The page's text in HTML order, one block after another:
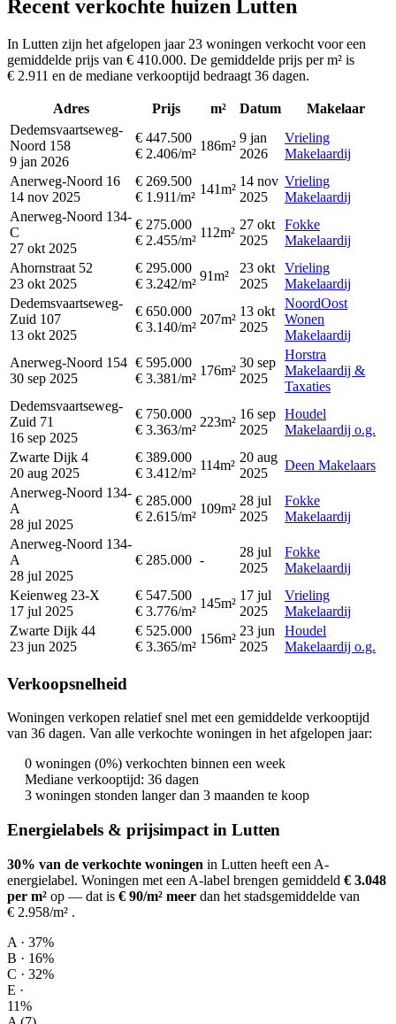
Recent verkochte huizen Lutten
In Lutten zijn het afgelopen jaar 23 woningen verkocht voor een
gemiddelde prijs van € 410.000. De gemiddelde prijs per m² is
€ 2.911 en de mediane verkooptijd bedraagt 36 dagen.
Adres Prijs m² Datum
Makelaar
Dedemsvaartseweg-
Noord 158
9 jan 2026
€ 447.500
€ 2.406/m²
186m²
9 jan
2026
Vrieling
Makelaardij
Anerweg-Noord 16
14 nov 2025
€ 269.500
€ 1.911/m²
141m²
14 nov
2025
Vrieling
Makelaardij
Anerweg-Noord 134-
C
27 okt 2025
€ 275.000
€ 2.455/m²
112m²
27 okt
2025
Fokke
Makelaardij
Ahornstraat 52
23 okt 2025
€ 295.000
€ 3.242/m²
91m²
23 okt
2025
Vrieling
Makelaardij
Dedemsvaartseweg-
Zuid 107
13 okt 2025
€ 650.000
€ 3.140/m²
207m²
13 okt
2025
NoordOost
Wonen
Makelaardij
Anerweg-Noord 154
30 sep 2025
€ 595.000
€ 3.381/m²
176m²
30 sep
2025
Horstra
Makelaardij &
Taxaties
Dedemsvaartseweg-
Zuid 71
16 sep 2025
€ 750.000
€ 3.363/m²
223m²
16 sep
2025
Houdel
Makelaardij o.g.
Zwarte Dijk 4
20 aug 2025
€ 389.000
€ 3.412/m²
114m²
20 aug
2025
Deen Makelaars
Anerweg-Noord 134-
A
28 jul 2025
€ 285.000
€ 2.615/m²
109m²
28 jul
2025
Fokke
Makelaardij
Anerweg-Noord 134-
A
28 jul 2025
€ 285.000 -
28 jul
2025
Fokke
Makelaardij
Keienweg 23-X
17 jul 2025
€ 547.500
€ 3.776/m²
145m²
17 jul
2025
Vrieling
Makelaardij
Zwarte Dijk 44
23 jun 2025
€ 525.000
€ 3.365/m²
156m²
23 jun
2025
Houdel
Makelaardij o.g.
Verkoopsnelheid
Woningen verkopen relatief snel met een gemiddelde verkooptijd
van 36 dagen. Van alle verkochte woningen in het afgelopen jaar:
0 woningen (0%) verkochten binnen een week
Mediane verkooptijd: 36 dagen
3 woningen stonden langer dan 3 maanden te koop
Energielabels & prijsimpact in Lutten
30% van de verkochte woningen in Lutten heeft een A-
energielabel. Woningen met een A-label brengen gemiddeld € 3.048
per m² op — dat is € 90/m² meer dan het stadsgemiddelde van
€ 2.958/m² .
A · 37%
B · 16%
C · 32%
E ·
11%